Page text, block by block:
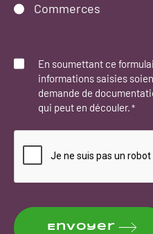
Commerces
*
En soumettant ce
informations saisies
demande de
qui peut en découler.*
Envoyer